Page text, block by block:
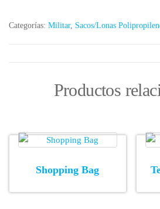
Categorías: Militar, Sacos/Lonas
Productos
Shopping Bag